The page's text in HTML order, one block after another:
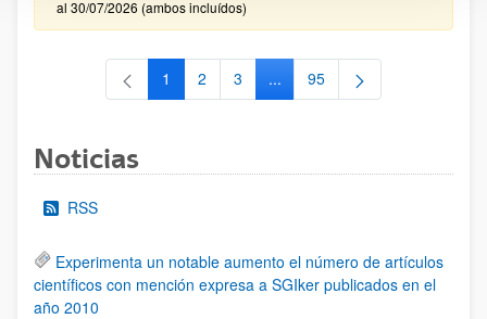
al 30/07/2026 (ambos incluídos)
Página
1 Página
2 Página
3 ...Páginas intermedias Use TAB
Página
95
Noticias
RSS
Experimenta un notable aumento el número de artículos
científicos con mención expresa a SGIker publicados en el
año 2010